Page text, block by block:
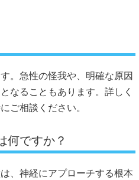
。急性の怪我や、明確な原因
なることもあります。詳しく
ご相談ください。
何ですか？
、神経にアプローチする根本